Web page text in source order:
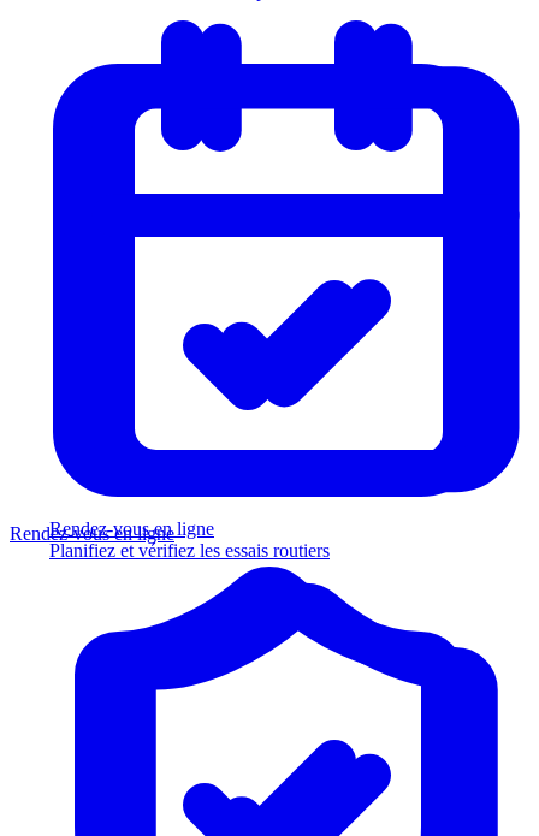
Rendez-vous en ligne
Planifiez et vérifiez les essais routiers
Rendez-vous en ligne